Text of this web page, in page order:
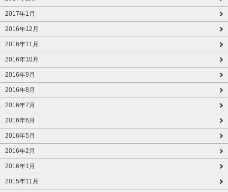
2017年1月
2016年12月
2016年11月
2016年10月
2016年9月
2016年8月
2016年7月
2016年6月
2016年5月
2016年2月
2016年1月
2015年11月